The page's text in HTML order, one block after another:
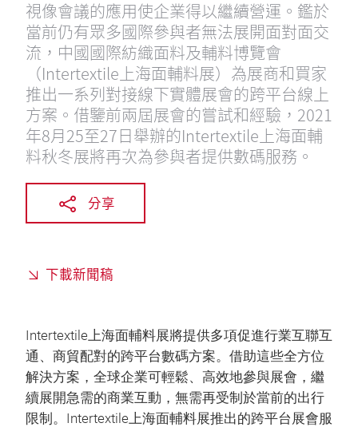
視像會議的應用使企業得以繼續營運。鑑於
當前仍有眾多國際參與者無法展開面對面交
流，中國國際紡織面料及輔料博覽會
（Intertextile上海面輔料展）為展商和買家
推出一系列對接線下實體展會的跨平台線上
方案。借鑒前兩屆展會的嘗試和經驗，2021
年8月25至27日舉辦的Intertextile上海面輔
料秋冬展將再次為參與者提供數碼服務。
分享
下載新聞稿
Intertextile上海面輔料展將提供多項促進行業互聯互
通、商貿配對的跨平台數碼方案。借助這些全方位
解決方案，全球企業可輕鬆、高效地參與展會，繼
續展開急需的商業互動，無需再受制於當前的出行
限制。Intertextile上海面輔料展推出的跨平台展會服